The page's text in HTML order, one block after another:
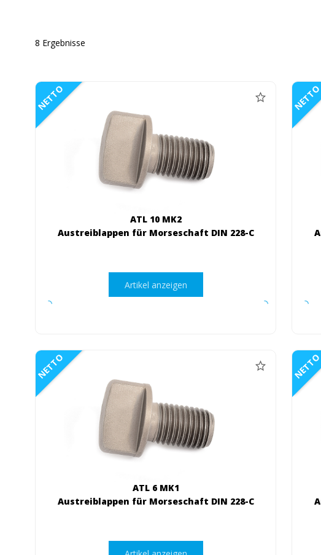
8 Ergebnisse
NETTO
ATL 10 MK2
Austreiblappen für Morseschaft DIN 228-C
Artikel anzeigen
NETTO
ATL 6 MK1
Austreiblappen für Morseschaft DIN 228-C